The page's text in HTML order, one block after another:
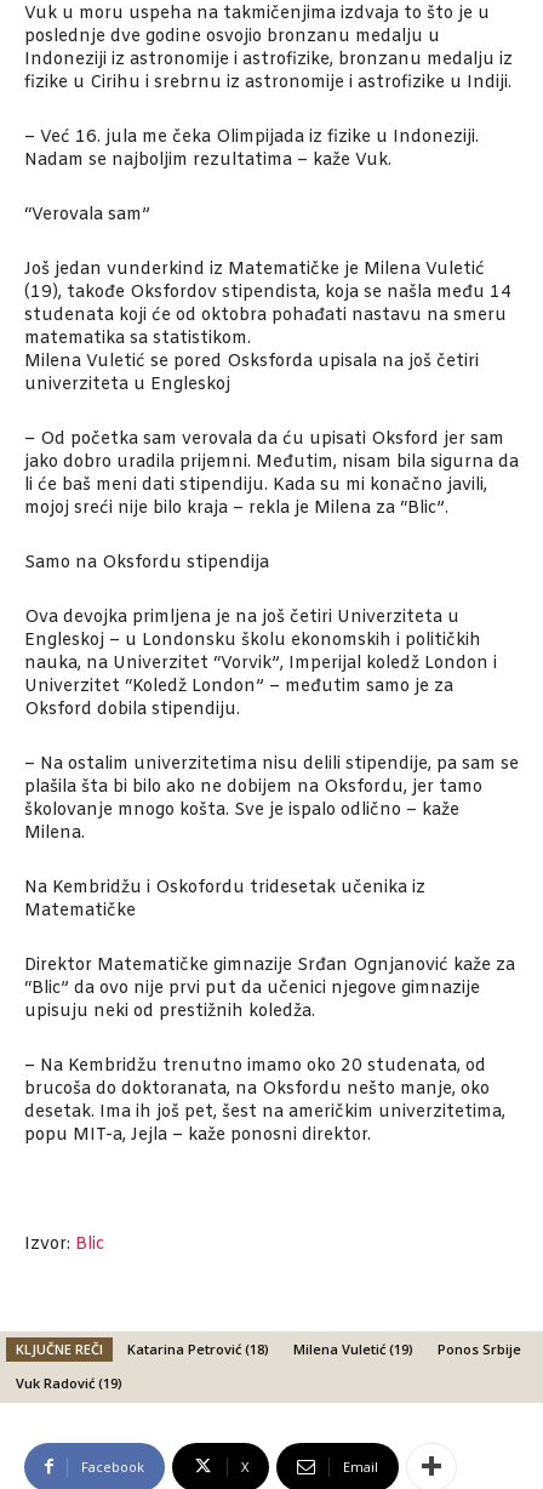
Vuk u moru uspeha na takmičenjima izdvaja to što je u
poslednje dve godine osvojio bronzanu medalju u
Indoneziji iz astronomije i astrofizike, bronzanu medalju iz
fizike u Cirihu i srebrnu iz astronomije i astrofizike u Indiji.
– Već 16. jula me čeka Olimpijada iz fizike u Indoneziji.
Nadam se najboljim rezultatima – kaže Vuk.
“Verovala sam”
Još jedan vunderkind iz Matematičke je Milena Vuletić
(19), takođe Oksfordov stipendista, koja se našla među 14
studenata koji će od oktobra pohađati nastavu na smeru
matematika sa statistikom.
Milena Vuletić se pored Osksforda upisala na još četiri
univerziteta u Engleskoj
– Od početka sam verovala da ću upisati Oksford jer sam
jako dobro uradila prijemni. Međutim, nisam bila sigurna da
li će baš meni dati stipendiju. Kada su mi konačno javili,
mojoj sreći nije bilo kraja – rekla je Milena za “Blic”.
Samo na Oksfordu stipendija
Ova devojka primljena je na još četiri Univerziteta u
Engleskoj – u Londonsku školu ekonomskih i političkih
nauka, na Univerzitet “Vorvik”, Imperijal koledž London i
Univerzitet “Koledž London” – međutim samo je za
Oksford dobila stipendiju.
– Na ostalim univerzitetima nisu delili stipendije, pa sam se
plašila šta bi bilo ako ne dobijem na Oksfordu, jer tamo
školovanje mnogo košta. Sve je ispalo odlično – kaže
Milena.
Na Kembridžu i Oskofordu tridesetak učenika iz
Matematičke
Direktor Matematičke gimnazije Srđan Ognjanović kaže za
“Blic” da ovo nije prvi put da učenici njegove gimnazije
upisuju neki od prestižnih koledža.
– Na Kembridžu trenutno imamo oko 20 studenata, od
brucoša do doktoranata, na Oksfordu nešto manje, oko
desetak. Ima ih još pet, šest na američkim univerzitetima,
popu MIT-a, Jejla – kaže ponosni direktor.
Izvor: Blic
KLJUČNE REČI Katarina Petrović (18) Milena Vuletić (19)
Ponos Srbije
Vuk Radović (19)
Facebook X Email